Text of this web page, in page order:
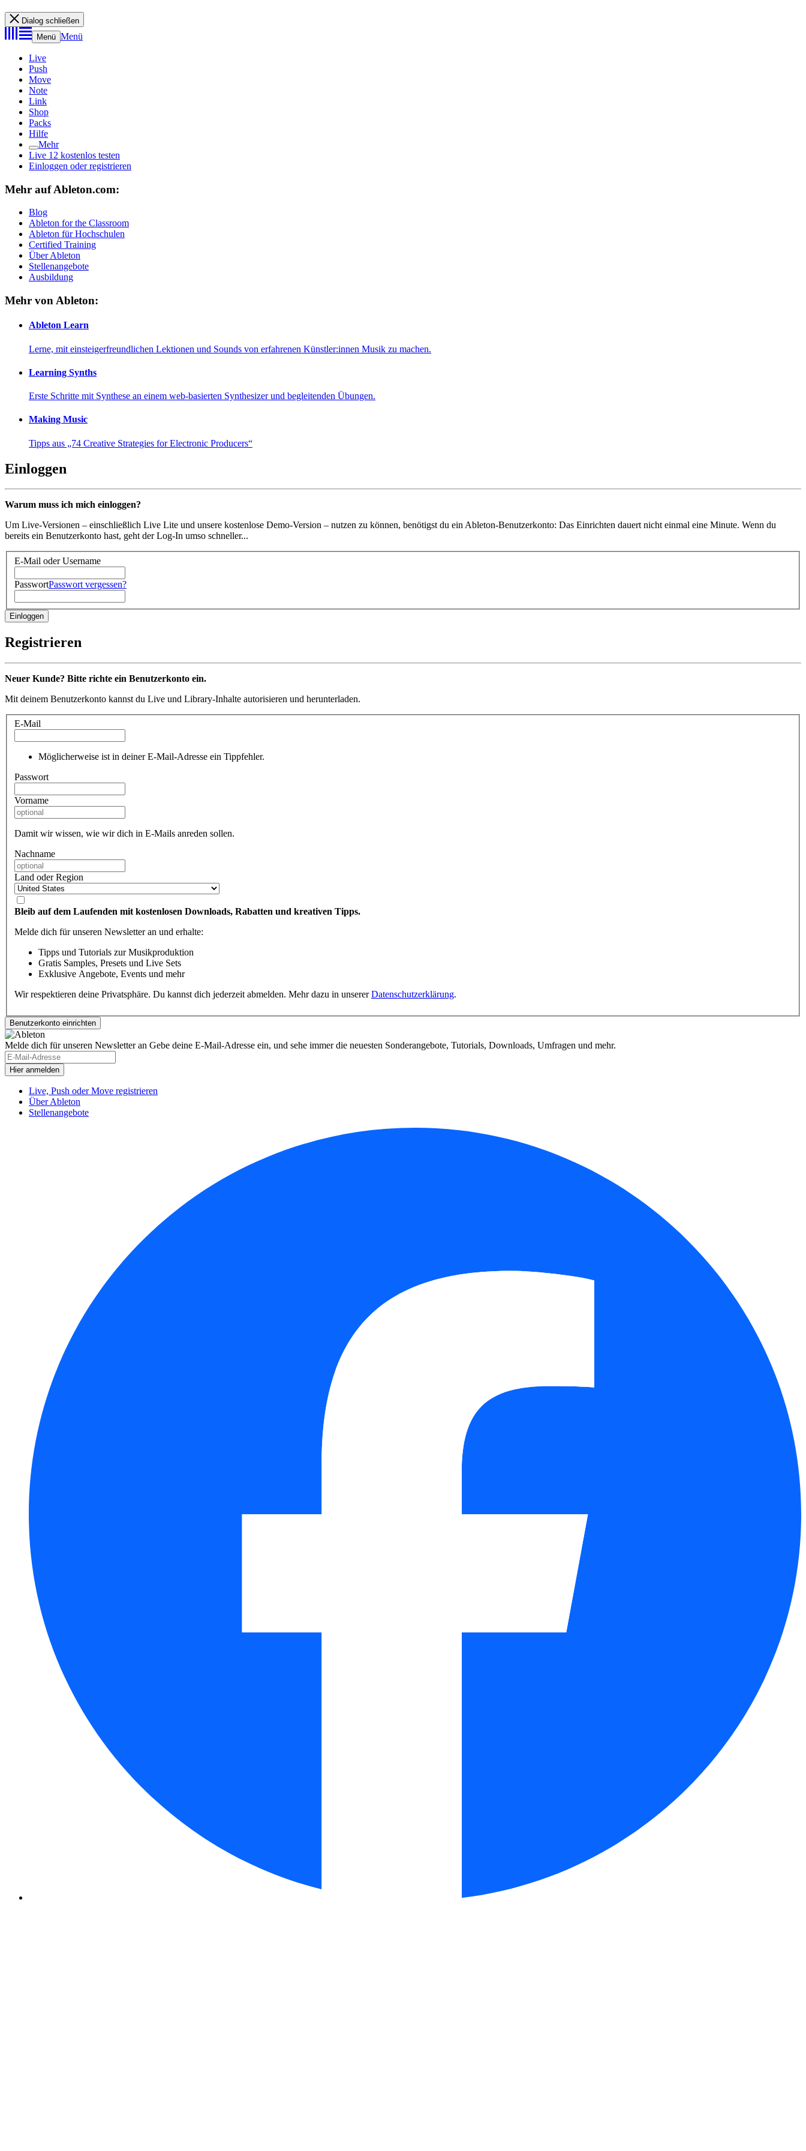
Dialog schließen
Menü Menü
Live
Push
Move
Note
Link
Shop
Packs
Hilfe
Mehr
Live 12 kostenlos testen
Einloggen oder registrieren
Mehr auf Ableton.com:
Blog
Ableton for the Classroom
Ableton für Hochschulen
Certified Training
Über Ableton
Stellenangebote
Ausbildung
Mehr von Ableton:
Ableton Learn
Lerne, mit einsteigerfreundlichen Lektionen und Sounds von erfahrenen Künstler:innen Musik zu machen.
Learning Synths
Erste Schritte mit Synthese an einem web-basierten Synthesizer und begleitenden Übungen.
Making Music
Tipps aus „74 Creative Strategies for Electronic Producers“
Einloggen
Warum muss ich mich einloggen?
Um Live-Versionen – einschließlich Live Lite und unsere kostenlose Demo-Version – nutzen zu können, benötigst du ein Ableton-Benutzerkonto: Das Einrichten dauert nicht einmal eine Minute. Wenn du
bereits ein Benutzerkonto hast, geht der Log-In umso schneller...
E-Mail oder Username
PasswortPasswort vergessen?
Registrieren
Neuer Kunde? Bitte richte ein Benutzerkonto ein.
Mit deinem Benutzerkonto kannst du Live und Library-Inhalte autorisieren und herunterladen.
E-Mail
Möglicherweise ist in deiner E-Mail-Adresse ein Tippfehler.
Passwort
Vorname
Damit wir wissen, wie wir dich in E-Mails anreden sollen.
Nachname
Land oder Region
Bleib auf dem Laufenden mit kostenlosen Downloads, Rabatten und kreativen Tipps.
Melde dich für unseren Newsletter an und erhalte:
Tipps und Tutorials zur Musikproduktion
Gratis Samples, Presets und Live Sets
Exklusive Angebote, Events und mehr
Wir respektieren deine Privatsphäre. Du kannst dich jederzeit abmelden. Mehr dazu in unsererDatenschutzerklärung.
Melde dich für unseren Newsletter an Gebe deine E-Mail-Adresse ein, und sehe immer die neuesten Sonderangebote, Tutorials, Downloads, Umfragen und mehr.
Live, Push oder Move registrieren
Über Ableton
Stellenangebote